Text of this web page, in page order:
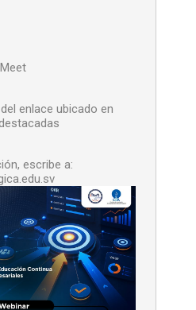
enlace ubicado en
escribe a: